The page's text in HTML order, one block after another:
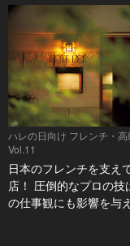
ハレの日向け フレンチ・
Vol.11
日本のフレンチを支え
店！ 圧倒的なプロの技
の仕事観にも影響を与